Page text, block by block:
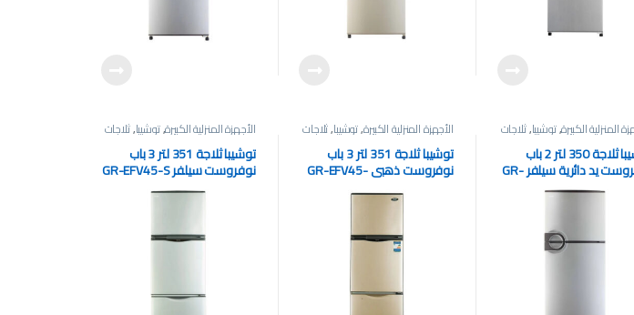
المنزلية الكبيرة,توشيبا,ثلاجات
توشيبا ثلاجة 350 لتر 2 باب
نوفروست يد دائرية سيلفر GR-
EF37-
الأجهزة المنزلية الكبيرة,توشيبا,ثلاجات
توشيبا ثلاجة 351 لتر 3 باب
نوفروست ذهبي GR-EFV45-
الأجهزة المنزلية الكبيرة,توشيبا,ثلاجات
توشيبا ثلاجة 351 لتر 3 باب
نوفروست سيلفر GR-EFV45-S